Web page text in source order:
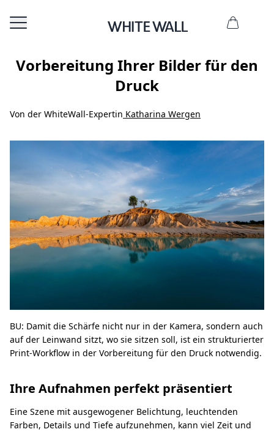
Vorbereitung Ihrer Bilder für den
Druck
Von der WhiteWall-Expertin Katharina Wergen
BU: Damit die Schärfe nicht nur in der Kamera, sondern auch
auf der Leinwand sitzt, wo sie sitzen soll, ist ein strukturierter
Print-Workflow in der Vorbereitung für den Druck notwendig.
Ihre Aufnahmen perfekt präsentiert
Eine Szene mit ausgewogener Belichtung, leuchtenden
Farben, Details und Tiefe aufzunehmen, kann viel Zeit und